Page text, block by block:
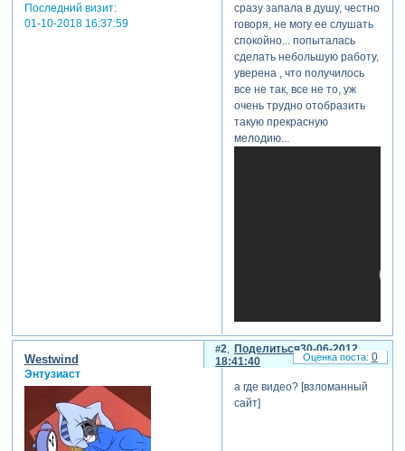
Последний визит:
01-10-2018 16:37:59
сразу запала в душу, честно
говоря, не могу ее слушать
спокойно... попыталась
сделать небольшую работу,
уверена , что получилось
все не так, все не то, уж
очень трудно отобразить
такую прекрасную
мелодию...
Поделиться
2
30-06-2012
18:41:40
Westwind
Энтузиаст
а где видео? [взломанный
сайт]
0